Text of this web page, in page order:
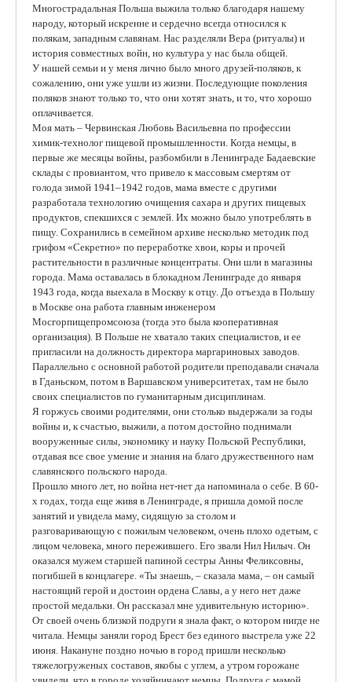
Многострадальная Польша выжила только благодаря нашему
народу, который искренне и сердечно всегда относился к
полякам, западным славянам. Нас разделяли Вера (ритуалы) и
история совместных войн, но культура у нас была общей.
У нашей семьи и у меня лично было много друзей-поляков, к
сожалению, они уже ушли из жизни. Последующие поколения
поляков знают только то, что они хотят знать, и то, что хорошо
оплачивается.
Моя мать – Червинская Любовь Васильевна по профессии
химик-технолог пищевой промышленности. Когда немцы, в
первые же месяцы войны, разбомбили в Ленинграде Бадаевские
склады с провиантом, что привело к массовым смертям от
голода зимой 1941–1942 годов, мама вместе с другими
разработала технологию очищения сахара и других пищевых
продуктов, спекшихся с землей. Их можно было употреблять в
пищу. Сохранились в семейном архиве несколько методик под
грифом «Секретно» по переработке хвои, коры и прочей
растительности в различные концентраты. Они шли в магазины
города. Мама оставалась в блокадном Ленинграде до января
1943 года, когда выехала в Москву к отцу. До отъезда в Польшу
в Москве она работа главным инженером
Мосгорпищепромсоюза (тогда это была кооперативная
организация). В Польше не хватало таких специалистов, и ее
пригласили на должность директора маргариновых заводов.
Параллельно с основной работой родители преподавали сначала
в Гданьском, потом в Варшавском университетах, там не было
своих специалистов по гуманитарным дисциплинам.
Я горжусь своими родителями, они столько выдержали за годы
войны и, к счастью, выжили, а потом достойно поднимали
вооруженные силы, экономику и науку Польской Республики,
отдавая все свое умение и знания на благо дружественного нам
славянского польского народа.
Прошло много лет, но война нет-нет да напоминала о себе. В 60-
х годах, тогда еще живя в Ленинграде, я пришла домой после
занятий и увидела маму, сидящую за столом и
разговаривающую с пожилым человеком, очень плохо одетым, с
лицом человека, много пережившего. Его звали Нил Нилыч. Он
оказался мужем старшей папиной сестры Анны Феликсовны,
погибшей в концлагере. «Ты знаешь, – сказала мама, – он самый
настоящий герой и достоин ордена Славы, а у него нет даже
простой медальки. Он рассказал мне удивительную историю».
От своей очень близкой подруги я знала факт, о котором нигде не
читала. Немцы заняли город Брест без единого выстрела уже 22
июня. Накануне поздно ночью в город пришли несколько
тяжелогруженых составов, якобы с углем, а утром горожане